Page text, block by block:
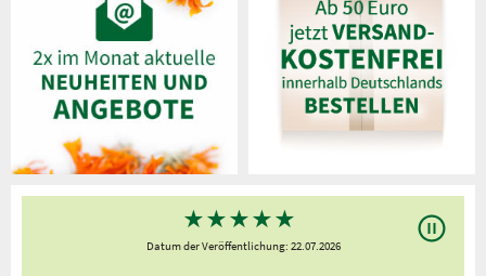
★★★★★
Datum der Veröffentlichung: 22.07.2026